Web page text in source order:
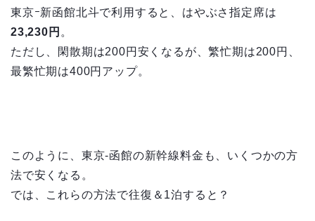
東京ｰ新函館北斗で利用すると、はやぶさ指定席は
23,230円 。
ただし、閑散期は200円安くなるが、繁忙期は200円、
最繁忙期は400円アップ。
このように、東京-函館の新幹線料金も、いくつかの方
法で安くなる。
では、これらの方法で往復＆1泊すると？